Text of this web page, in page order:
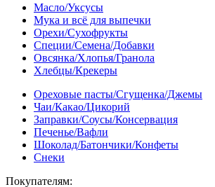
Масло/Уксусы
Мука и всё для выпечки
Орехи/Сухофрукты
Специи/Семена/Добавки
Овсянка/Хлопья/Гранола
Хлебцы/Крекеры
Ореховые пасты/Сгущенка/Джемы
Чаи/Какао/Цикорий
Заправки/Соусы/Консервация
Печенье/Вафли
Шоколад/Батончики/Конфеты
Снеки
Покупателям: